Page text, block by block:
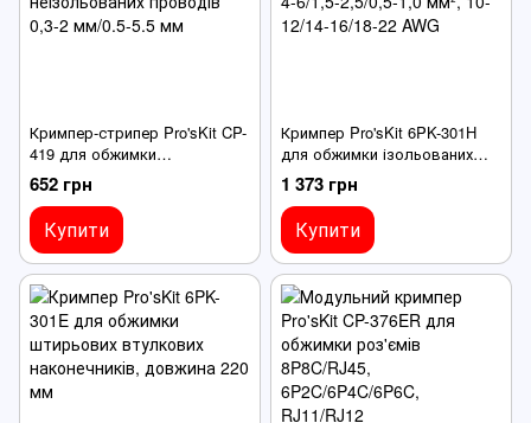
Кримпер-стрипер Pro'sKit CP-
419 для обжимки
ізольованих, неізольованих
проводів 0,3-2 мм/0.5-5.5 мм
652 грн
Купити
Кримпер Pro'sKit 6PK-301H
для обжимки ізольованих
гайкових клем 4-6/1,5-2,5/0,5-
1,0 мм², 10-12/14-16/18-22
AWG
1 373 грн
Купити